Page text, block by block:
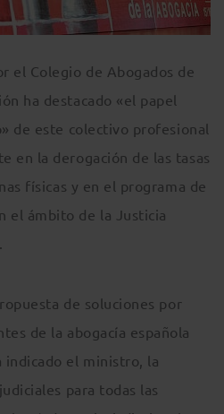
el Colegio de Abogados de
ha destacado «el papel
de este colectivo profesional
en la derogación de las tasas
físicas y en el programa de
el ámbito de la Justicia
de soluciones por
de la abogacía española
indicado el ministro, la
para todas las